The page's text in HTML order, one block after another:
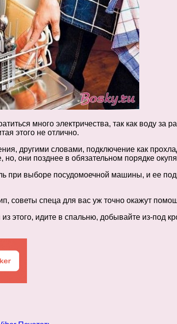
много электричества, так как воду за
этого не отлично.
другими словами, подключение как
они позднее в обязательном порядке
при выборе посудомоечной машины, и ее
советы спеца для вас уж точно окажут
идите в спальню, добывайте из-под